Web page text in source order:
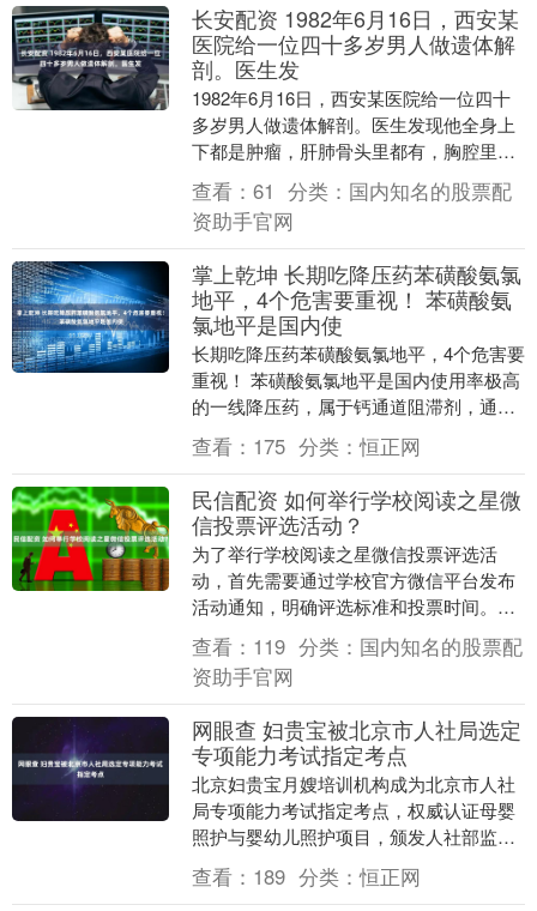
长安配资 1982年6月16日，西安某
医院给一位四十多岁男人做遗体解
剖。医生发
1982年6月16日，西安某医院给一位四十
多岁男人做遗体解剖。医生发现他全身上
下都是肿瘤，肝肺骨头里都有，胸腔里的
肿瘤比心脏还大。现场好几个护士都哭
了。 196....
查看： 61 分类： 国内知名的股票配
资助手官网
掌上乾坤 长期吃降压药苯磺酸氨氯
地平，4个危害要重视！ 苯磺酸氨
氯地平是国内使
长期吃降压药苯磺酸氨氯地平，4个危害要
重视！ 苯磺酸氨氯地平是国内使用率极高
的一线降压药，属于钙通道阻滞剂，通过
阻断血管平滑肌细胞的钙离子内流来扩张
血管、降低血....
查看： 175 分类：恒正网
民信配资 如何举行学校阅读之星微
信投票评选活动？
为了举行学校阅读之星微信投票评选活
动，首先需要通过学校官方微信平台发布
活动通知，明确评选标准和投票时间。接
着，收集参赛学生的阅读成果和相关材
料，确保每位参赛者的....
查看： 119 分类： 国内知名的股票配
资助手官网
网眼查 妇贵宝被北京市人社局选定
专项能力考试指定考点
北京妇贵宝月嫂培训机构成为北京市人社
局专项能力考试指定考点，权威认证母婴
照护与婴幼儿照护项目，颁发人社部监制
的高含金量证书，助力家政行业专业化发
展。 妇贵宝被北....
查看： 189 分类：恒正网